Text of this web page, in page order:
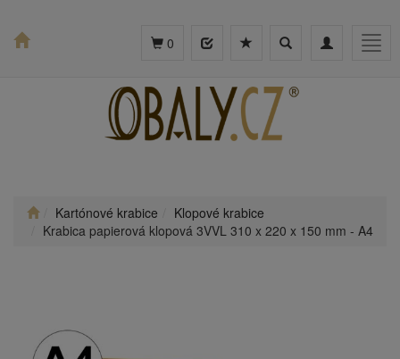
Toggle
Toggle
0
Kartónové krabice
Klopové krabice
Krabica papierová klopová 3VVL 310 x 220 x 150 mm - A4